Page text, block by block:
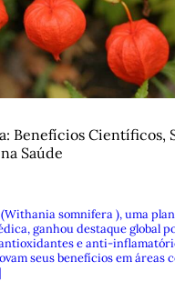
Benefícios Científicos,
Saúde
somnifera ), uma
ganhou destaque global
e anti-
seus benefícios em áreas